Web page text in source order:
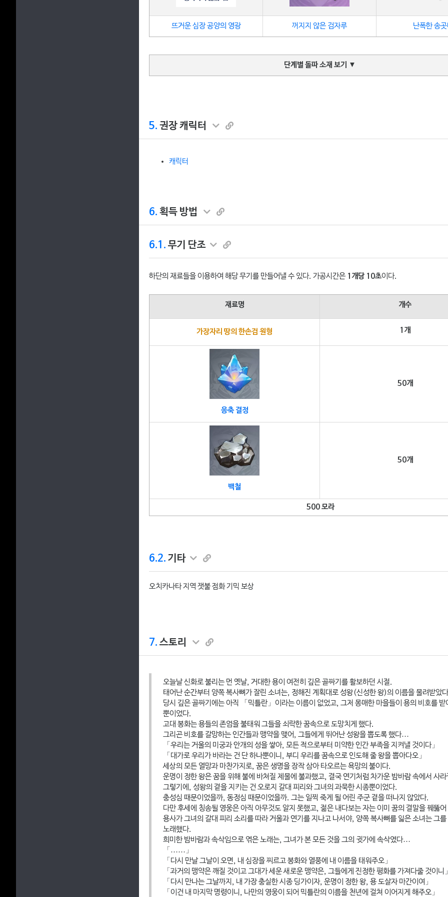
뜨거운 심장 공양의 영광 꺼지지 않은 검자루 난폭한 송
단계별 돌파 소재 보기 ▼
5. 권장 캐릭터
캐릭터
6. 획득 방법
6.1. 무기 단조
하단의 재료들을 이용하여 해당 무기를 만들어낼 수 있다. 가공시간은 1개당 10초이다.
재료명 개수
가장자리 땅의 한손검 원형 1개
응축 결정
50개
백철
50개
500 모라
6.2. 기타
오치카나타 지역 잿불 점화 기믹 보상
7. 스토리
오늘날 신화로 불리는 먼 옛날, 거대한 용이 여전히 깊은 골짜기를 활보하던 시절.
태어난 순간부터 양쪽 복사뼈가 잘린 소녀는, 정해진 계획대로 성왕(신성한 왕)의 이름을 물려받았
당시 깊은 골짜기에는 아직 「믹틀란」이라는 이름이 없었고, 그저 몽매한 마을들이 용의 비호를 받
뿐이었다.
고대 봉화는 용들의 존엄을 불태워 그들을 쇠락한 꿈속으로 도망치게 했다.
그리곤 비호를 갈망하는 인간들과 맹약을 맺어, 그들에게 뛰어난 성왕을 뽑도록 했다…
「우리는 거울의 미궁과 안개의 성을 쌓아, 모든 적으로부터 미약한 인간 부족을 지켜낼 것이다」
「대가로 우리가 바라는 건 단 하나뿐이니, 부디 우리를 꿈속으로 인도해 줄 왕을 뽑아다오」
세상의 모든 열망과 마찬가지로, 꿈은 생명을 장작 삼아 타오르는 욕망의 불이다.
운명이 정한 왕은 꿈을 위해 불에 바쳐질 제물에 불과했고, 결국 연기처럼 차가운 밤바람 속에서 사
그렇기에, 성왕의 곁을 지키는 건 오로지 갈대 피리와 그녀의 과묵한 시종뿐이었다.
충성심 때문이었을까, 동정심 때문이었을까. 그는 일찍 죽게 될 어린 주군 곁을 떠나지 않았다.
다만 후세에 칭송될 영웅은 아직 아무것도 알지 못했고, 젊은 내다보는 자는 이미 꿈의 결말을 꿰뚫
용사가 그녀의 갈대 피리 소리를 따라 거울과 연기를 지나고 나서야, 양쪽 복사뼈를 잃은 소녀는 그를
노래했다.
희미한 밤바람과 속삭임으로 엮은 노래는, 그녀가 본 모든 것을 그의 귓가에 속삭였다…
「……」
「다시 만날 그날이 오면, 내 심장을 찌르고 봉화와 열풍에 내 이름을 태워주오」
「과거의 맹약은 깨질 것이고 그대가 세운 새로운 맹약은, 그들에게 진정한 평화를 가져다줄 것이니
「다시 만나는 그날까지, 내 가장 충실한 시종 딩가이자, 운명이 정한 왕, 용 도살자 마간이여」
「이건 내 마지막 명령이니, 나만의 영웅이 되어 믹틀란의 이름을 천년에 걸쳐 이어지게 해주오」